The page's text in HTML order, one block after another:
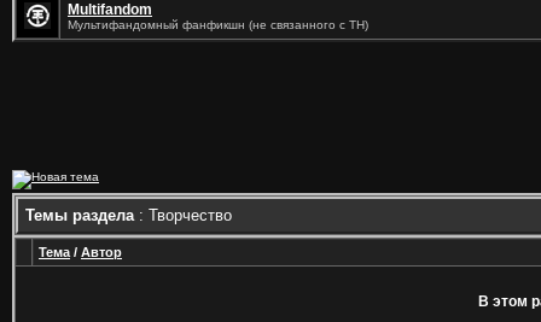
Multifandom
Мультифандомный фанфикшн (не связанного с ТН)
Темы раздела: Творчество
Тема / Автор
В этом